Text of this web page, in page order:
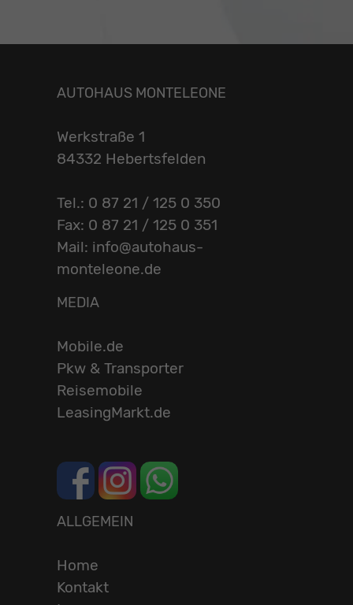
AUTOHAUS MONTELEONE
Werkstraße 1
84332 Hebertsfelden
Tel.: 0 87 21 / 125 0 350
Fax: 0 87 21 / 125 0 351
Mail: info@autohaus-
monteleone.de
MEDIA
Mobile.de
Pkw & Transporter
Reisemobile
LeasingMarkt.de
ALLGEMEIN
Home
Kontakt